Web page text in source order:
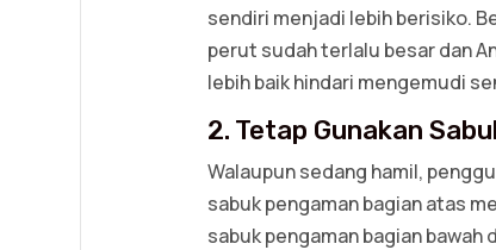
sendiri menjadi lebih berisiko.
perut sudah terlalu besar dan
lebih baik hindari mengemudi
2. Tetap Gunakan
Walaupun sedang hamil,
sabuk pengaman bagian atas
sabuk pengaman bagian